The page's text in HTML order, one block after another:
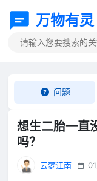
万物有灵
问题
想生二胎一直
吗？
云梦江南